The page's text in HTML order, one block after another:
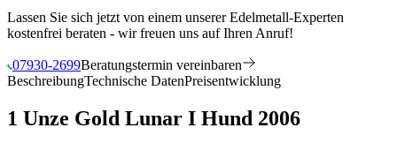
Lassen Sie sich jetzt von einem unserer Edelmetall-Experten
kostenfrei beraten - wir freuen uns auf Ihren Anruf!
07930-2699Beratungstermin vereinbaren
BeschreibungTechnische DatenPreisentwicklung
1 Unze Gold Lunar I Hund 2006